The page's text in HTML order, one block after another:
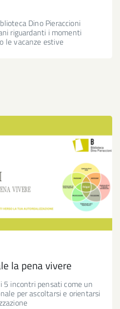
Dino Pieraccioni
riguardanti i momenti
le vacanze estive
la pena vivere
5 incontri pensati come un
per ascoltarsi e orientarsi